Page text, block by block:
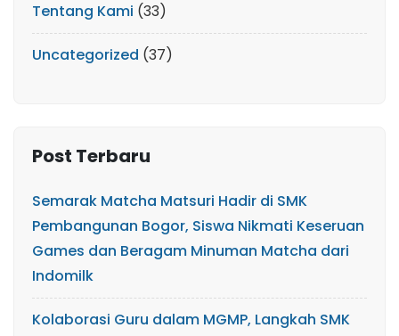
Tentang Kami (33)
Uncategorized (37)
Post Terbaru
Semarak Matcha Matsuri Hadir di SMK
Pembangunan Bogor, Siswa Nikmati Keseruan
Games dan Beragam Minuman Matcha dari
Indomilk
Kolaborasi Guru dalam MGMP, Langkah SMK